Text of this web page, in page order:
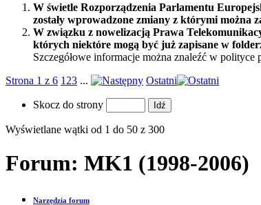
W świetle Rozporządzenia Parlamentu
zostały wprowadzone zmiany z którymi można
W związku z nowelizacją Prawa
których niektóre mogą być już zapisane w
Szczegółowe informacje można znaleźć w
Strona 1 z 6 1 23 ... Ostatni
Skocz do strony
Wyświetlane wątki od 1 do 50 z 300
Forum: MK1 (1998-2006)
Narzędzia forum